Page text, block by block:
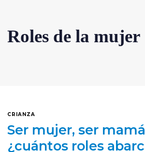
Roles de la mujer
CRIANZA
Ser mujer, ser
¿cuántos roles